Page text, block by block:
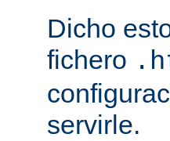
Dicho
fichero
servirle.